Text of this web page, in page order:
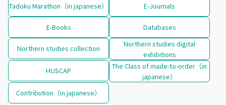
Tadoku Marathon（in japanese） E-Journals
E-Books Databases
Northern studies collection
Northern studies digital
exhibitions
HUSCAP
The Class of made-to-order（in
japanese）
Contribution（in japanese）